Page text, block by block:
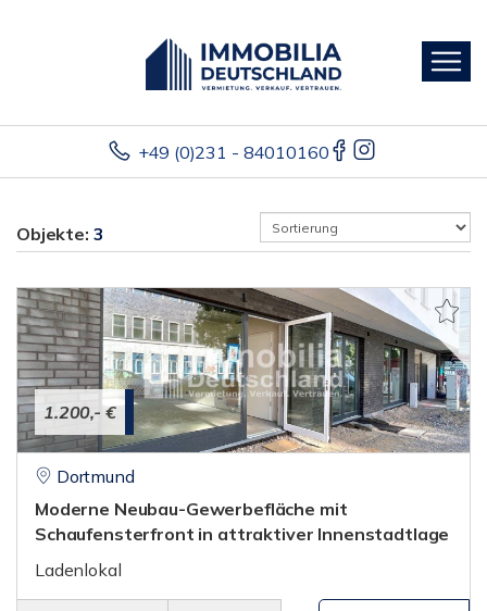
+49 (0)231 - 84010160
Objekte: 3
1.200,- €
Dortmund
Moderne Neubau-Gewerbefläche mit
Schaufensterfront in attraktiver Innenstadtlage
Ladenlokal